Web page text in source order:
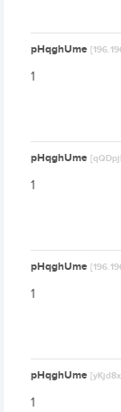
pHqghUme
1
pHqghUme
1
pHqghUme
1
pHqghUme
1